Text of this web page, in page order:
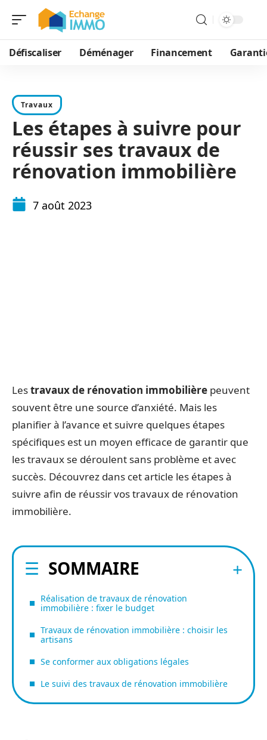
Défiscaliser Déménager Financement
Travaux
Les étapes à suivre pour
réussir ses travaux de
rénovation immobilière
7 août 2023
Lestravaux de rénovation immobilière peuvent
souvent être une source d’anxiété. Mais les
planifier à l’avance et suivre quelques étapes
spécifiques est un moyen efficace de garantir que
les travaux se déroulent sans problème et avec
succès. Découvrez dans cet article les étapes à
suivre afin de réussir vos travaux de rénovation
immobilière.
SOMMAIRE
Réalisation de travaux de rénovation
immobilière : fixer le budget
Travaux de rénovation immobilière : choisir les
artisans
Se conformer aux obligations légales
Le suivi des travaux de rénovation immobilière